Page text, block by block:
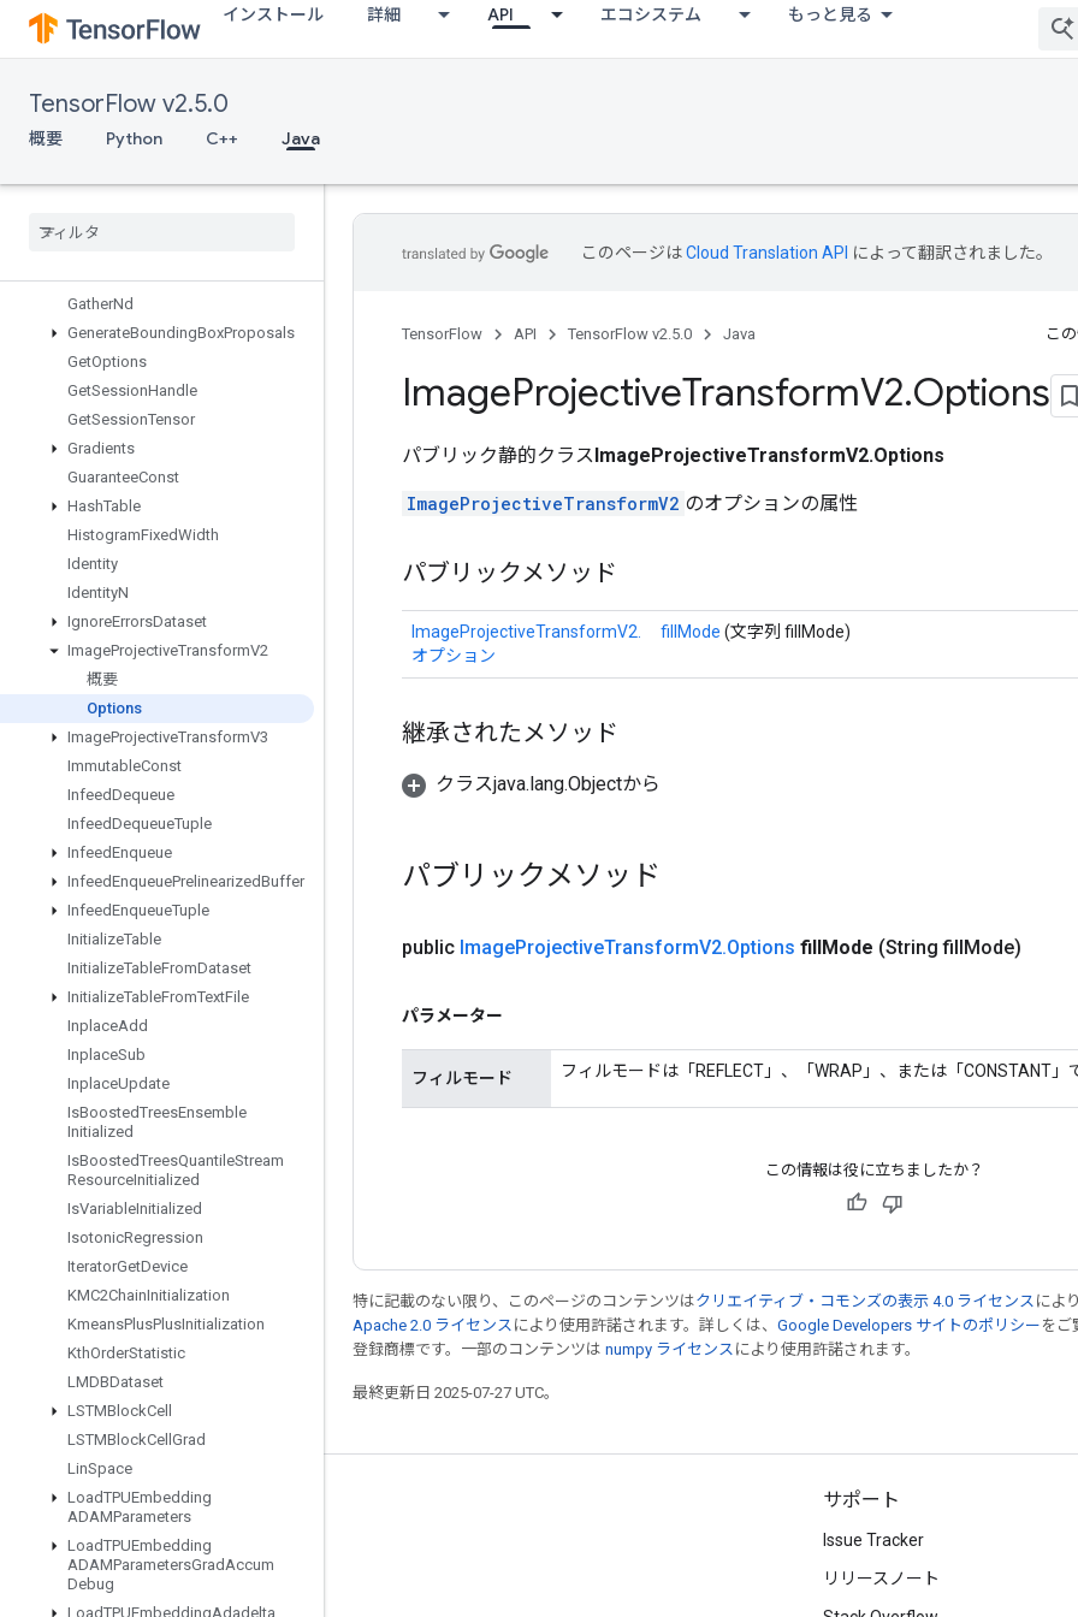
インストール 詳細 API エコシステム もっと見る
TensorFlow v2.5.0
概要 Python C++ Java
Fill
FinalizeDataset
FresnelCos
FresnelSin
FusedBatchNormV3
GatherNd
GenerateBoundingBoxProposals
GetOptions
GetSessionHandle
GetSessionTensor
Gradients
GuaranteeConst
HashTable
HistogramFixedWidth
Identity
IdentityN
IgnoreErrorsDataset
ImageProjectiveTransformV2
概要
Options
ImageProjectiveTransformV3
ImmutableConst
InfeedDequeue
InfeedDequeueTuple
InfeedEnqueue
InfeedEnqueuePrelinearizedBuffer
InfeedEnqueueTuple
InitializeTable
InitializeTableFromDataset
InitializeTableFromTextFile
InplaceAdd
InplaceSub
InplaceUpdate
IsBoostedTreesEnsemble
Initialized
IsBoostedTreesQuantileStream
ResourceInitialized
IsVariableInitialized
IsotonicRegression
IteratorGetDevice
KMC2ChainInitialization
KmeansPlusPlusInitialization
KthOrderStatistic
LMDBDataset
LSTMBlockCell
LSTMBlockCell Grad
LinSpace
LoadTPUEmbedding
ADAMParameters
LoadTPUEmbedding
ADAMParametersGradAccum
Debug
LoadTPUEmbeddingAdadelta
このページはCloud Translation API によって翻訳されました。
TensorFlow API TensorFlow v2.5.0 Java こ
ImageProjectiveTransformV2.Options
パブリック静的クラスImageProjectiveTransformV2.Options
ImageProjectiveTransformV2 のオプションの属性
パブリックメソッド
ImageProjectiveTransformV2.
オプション
fillMode (文字列 fillMode)
継承されたメソッド
クラスjava.lang.Objectから
パブリックメソッド
public ImageProjectiveTransformV2.Options fillMode (String fillMode)
パラメーター
フィルモード フィルモードは「REFLECT」、「WRAP」、または「CONSTANT」
この情報は役に立ちましたか？
特に記載のない限り、このページのコンテンツはクリエイティブ・コモンズの表示 4.0 ライセンス によ
Apache 2.0 ライセンス により使用許諾されます。詳しくは、 Google Developers サイトのポリシー をご
登録商標です。一部のコンテンツは numpy ライセンス により使用許諾されます。
最終更新日 2025-07-27 UTC。
つながる
ブログ
フォーラム
サポート
Issue Tracker
リリースノート